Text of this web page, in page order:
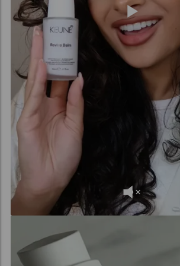
skadat hår kan dra nytta av daglig
hår räcker det ofta med 1 till 3 gånger i
Balm kan användas regelbundet för att
hårbrott.
Är det säkert att använda
balsam dagligen?
Ja, ett leave-in-balsam är säkert för
om du använder rätt mängd. Välj en
tynger ner ditt hår.
Revive Balm är utformad för att
håret utan att det känns tungt eller
daglig användning på skadat eller
Ska jag applicera leave-in
vått eller torrt hår?
De flesta leave-in balsam appliceras
handdukstorkat hår direkt efter tvätt.
produkten kan fördelas jämnt och